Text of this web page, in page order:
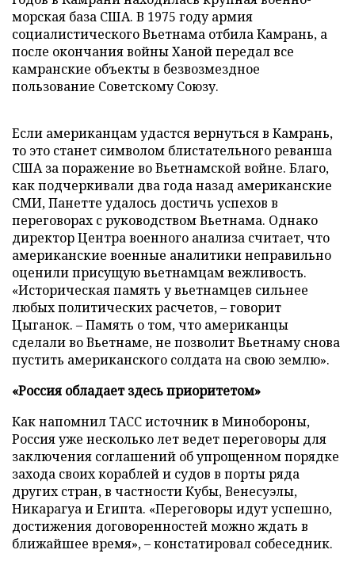
морская база США. В 1975 году армия
социалистического Вьетнама отбила Камрань, а
после окончания войны Ханой передал все
камранские объекты в безвозмездное
пользование Советскому Союзу.
Если американцам удастся вернуться в Камрань,
то это станет символом блистательного реванша
США за поражение во Вьетнамской войне. Благо,
как подчеркивали два года назад американские
СМИ, Панетте удалось достичь успехов в
переговорах с руководством Вьетнама. Однако
директор Центра военного анализа считает, что
американские военные аналитики неправильно
оценили присущую вьетнамцам вежливость.
«Историческая память у вьетнамцев сильнее
любых политических расчетов, – говорит
Цыганок. – Память о том, что американцы
сделали во Вьетнаме, не позволит Вьетнаму снова
пустить американского солдата на свою землю».
«Россия обладает здесь приоритетом»
Как напомнил ТАСС источник в Минобороны,
Россия уже несколько лет ведет переговоры для
заключения соглашений об упрощенном порядке
захода своих кораблей и судов в порты ряда
других стран, в частности Кубы, Венесуэлы,
Никарагуа и Египта. «Переговоры идут успешно,
достижения договоренностей можно ждать в
ближайшее время», – констатировал собеседник.